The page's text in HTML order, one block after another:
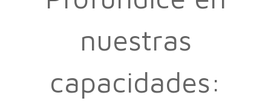
nuestras
capacidades: